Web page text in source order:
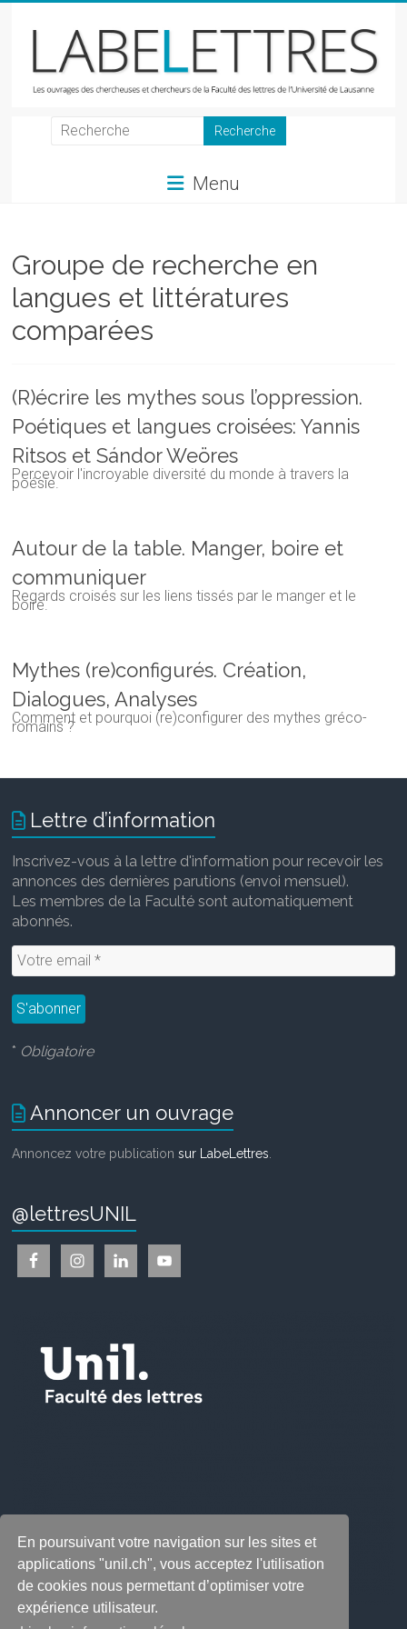
En poursuivant votre navigation sur les sites et
applications "unil.ch", vous acceptez l'utilisation
de cookies nous permettant d’optimiser votre
expérience utilisateur.
LabeLettres
et
chercheurs
de
Faculté
Menu
Groupe de recherche en
langues et littératures
comparées
(R)écrire les mythes sous l’oppression.
Poétiques et langues croisées: Yannis
Ritsos et Sándor Weöres
Percevoir l'incroyable diversité du monde à travers la
poésie.
Autour de la table. Manger, boire et
communiquer
Regards croisés sur les liens tissés par le manger et le
boire.
Mythes (re)configurés. Création,
Dialogues, Analyses
Comment et pourquoi (re)configurer des mythes gréco-
romains ?
Lettre d’information
Inscrivez-vous à la lettre d'information pour recevoir les
annonces des dernières parutions (envoi mensuel).
Les membres de la Faculté sont automatiquement
abonnés.
* Obligatoire
Annoncer un ouvrage
Annoncez votre publicationsur LabeLettres
@lettresUNIL